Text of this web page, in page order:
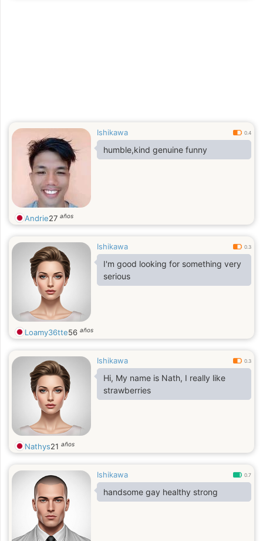
Ishikawa 0.4
humble,kind genuine funny
Andrie27 años
Ishikawa 0.3
I'm good looking for something very
serious
Loamy36tte56 años
Ishikawa 0.3
Hi, My name is Nath, I really like
strawberries
Nathys21 años
Ishikawa 0.7
handsome gay healthy strong